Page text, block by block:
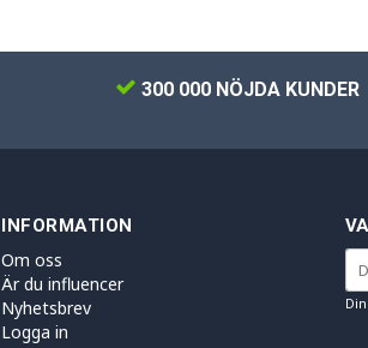
300 000 NÖJDA KUNDER
INFORMATION
Om oss
Är du influencer
Nyhetsbrev
Logga in